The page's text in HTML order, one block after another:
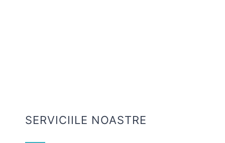
SERVICIILE NOASTRE